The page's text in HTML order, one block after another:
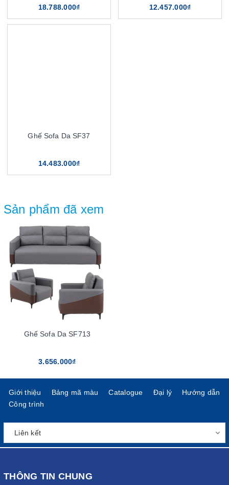
18.788.000₫ 12.457.000₫
Ghế Sofa Da SF37
14.483.000₫
Sản phẩm đã xem
Ghế Sofa Da SF713
3.656.000₫
Giới thiệu Bảng mã màu Catalogue Đại lý
Hướng dẫn
Công trình
THÔNG TIN CHUNG